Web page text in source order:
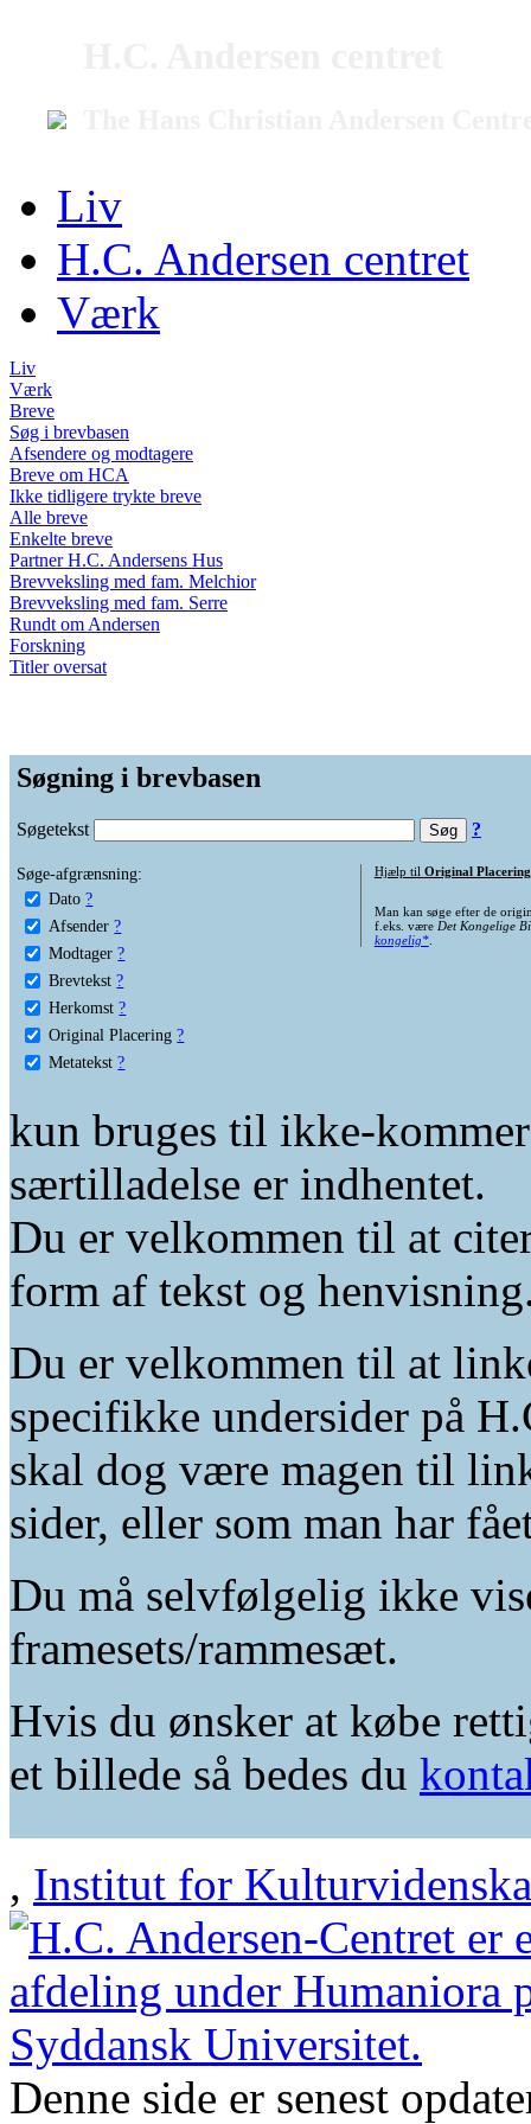
Liv
H.C. Andersen centret
Værk
Liv
Værk
Breve
Søg i brevbasen
Afsendere og modtagere
Breve om HCA
Ikke tidligere trykte breve
Alle breve
Enkelte breve
Partner H.C. Andersens Hus
Brevveksling med fam. Melchior
Brevveksling med fam. Serre
Rundt om Andersen
Forskning
Titler oversat
Søgning i brevbasen
Søgetekst ?
Søge-afgrænsning:
Dato ?
Afsender ?
Modtager ?
Brevtekst ?
Herkomst ?
Original Placering ?
Metatekst ?
Hjælp til Original Placering
Man kan søge efter de
f.eks. være Det Kongelige
kongelig*.
kun bruges til ikke-
særtilladelse er indhentet.
Du er velkommen til at
form af tekst og
Du er velkommen til at
specifikke undersider på
skal dog være magen til
sider, eller som man har
Du må selvfølgelig ikke
framesets/rammesæt.
Hvis du ønsker at købe
et billede så bedes du
, Institut for
Denne side er senest